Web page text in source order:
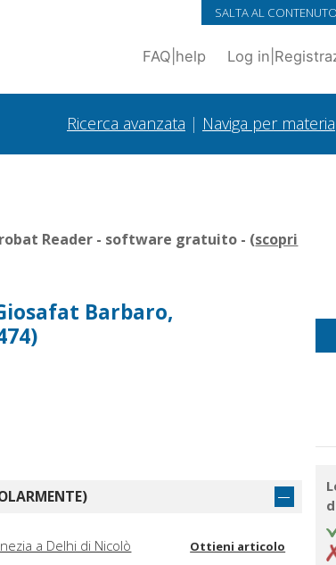
SALTA AL
FAQ help Log in
Ricerca avanzata | Naviga per materia
Reader - software gratuito - (scopri
Barbaro,
a Delhi di Nicolò
Ottieni articolo